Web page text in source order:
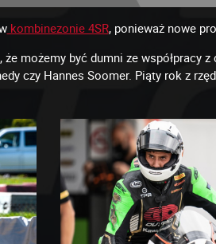
kombinezonie 4SR, ponieważ nowe
możemy być dumni ze współpracy
czy Hannes Soomer. Piąty rok z